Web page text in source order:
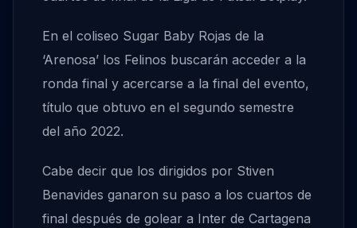
En el coliseo Sugar Baby Rojas de la
‘Arenosa’ los Felinos buscarán acceder a la
ronda final y acercarse a la final del evento,
título que obtuvo en el segundo semestre
del año 2022.
Cabe decir que los dirigidos por Stiven
Benavides ganaron su paso a los cuartos de
final después de golear a Inter de Cartagena